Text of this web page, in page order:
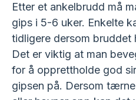
Etter et ankelbrudd må
gips i 5-6 uker. Enkelte
tidligere dersom bruddet
Det er viktig at man
for å opprettholde god
gipsen på. Dersom